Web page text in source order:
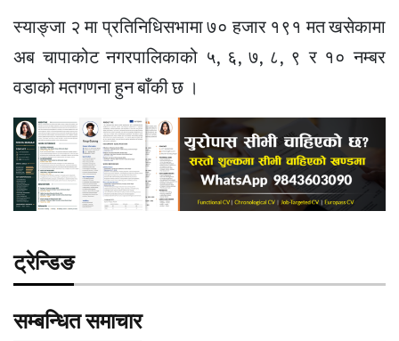
स्याङ्जा २ मा प्रतिनिधिसभामा ७० हजार १९१ मत खसेकामा
अब चापाकोट नगरपालिकाको ५, ६, ७, ८, ९ र १० नम्बर
वडाको मतगणना हुन बाँकी छ ।
ट्रेन्डिङ
सम्बन्धित समाचार